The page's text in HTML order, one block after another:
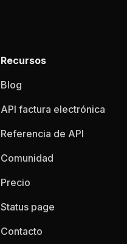
Recursos
Blog
API factura electrónica
Referencia de API
Comunidad
Precio
Status page
Contacto